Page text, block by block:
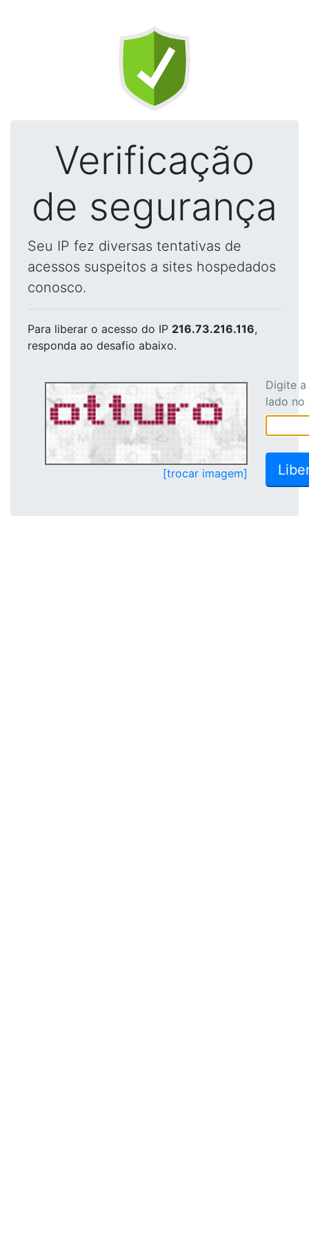
Verificação
de segurança
Seu IP fez diversas tentativas de
acessos suspeitos a sites hospedados
conosco.
Para liberar o acesso do IP 216.73.216.116,
responda ao desafio abaixo.
[trocar imagem]
Digite
lado no